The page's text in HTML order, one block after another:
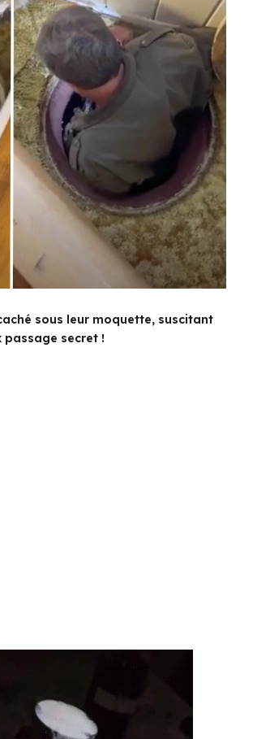
sous leur moquette, suscitant
passage secret !